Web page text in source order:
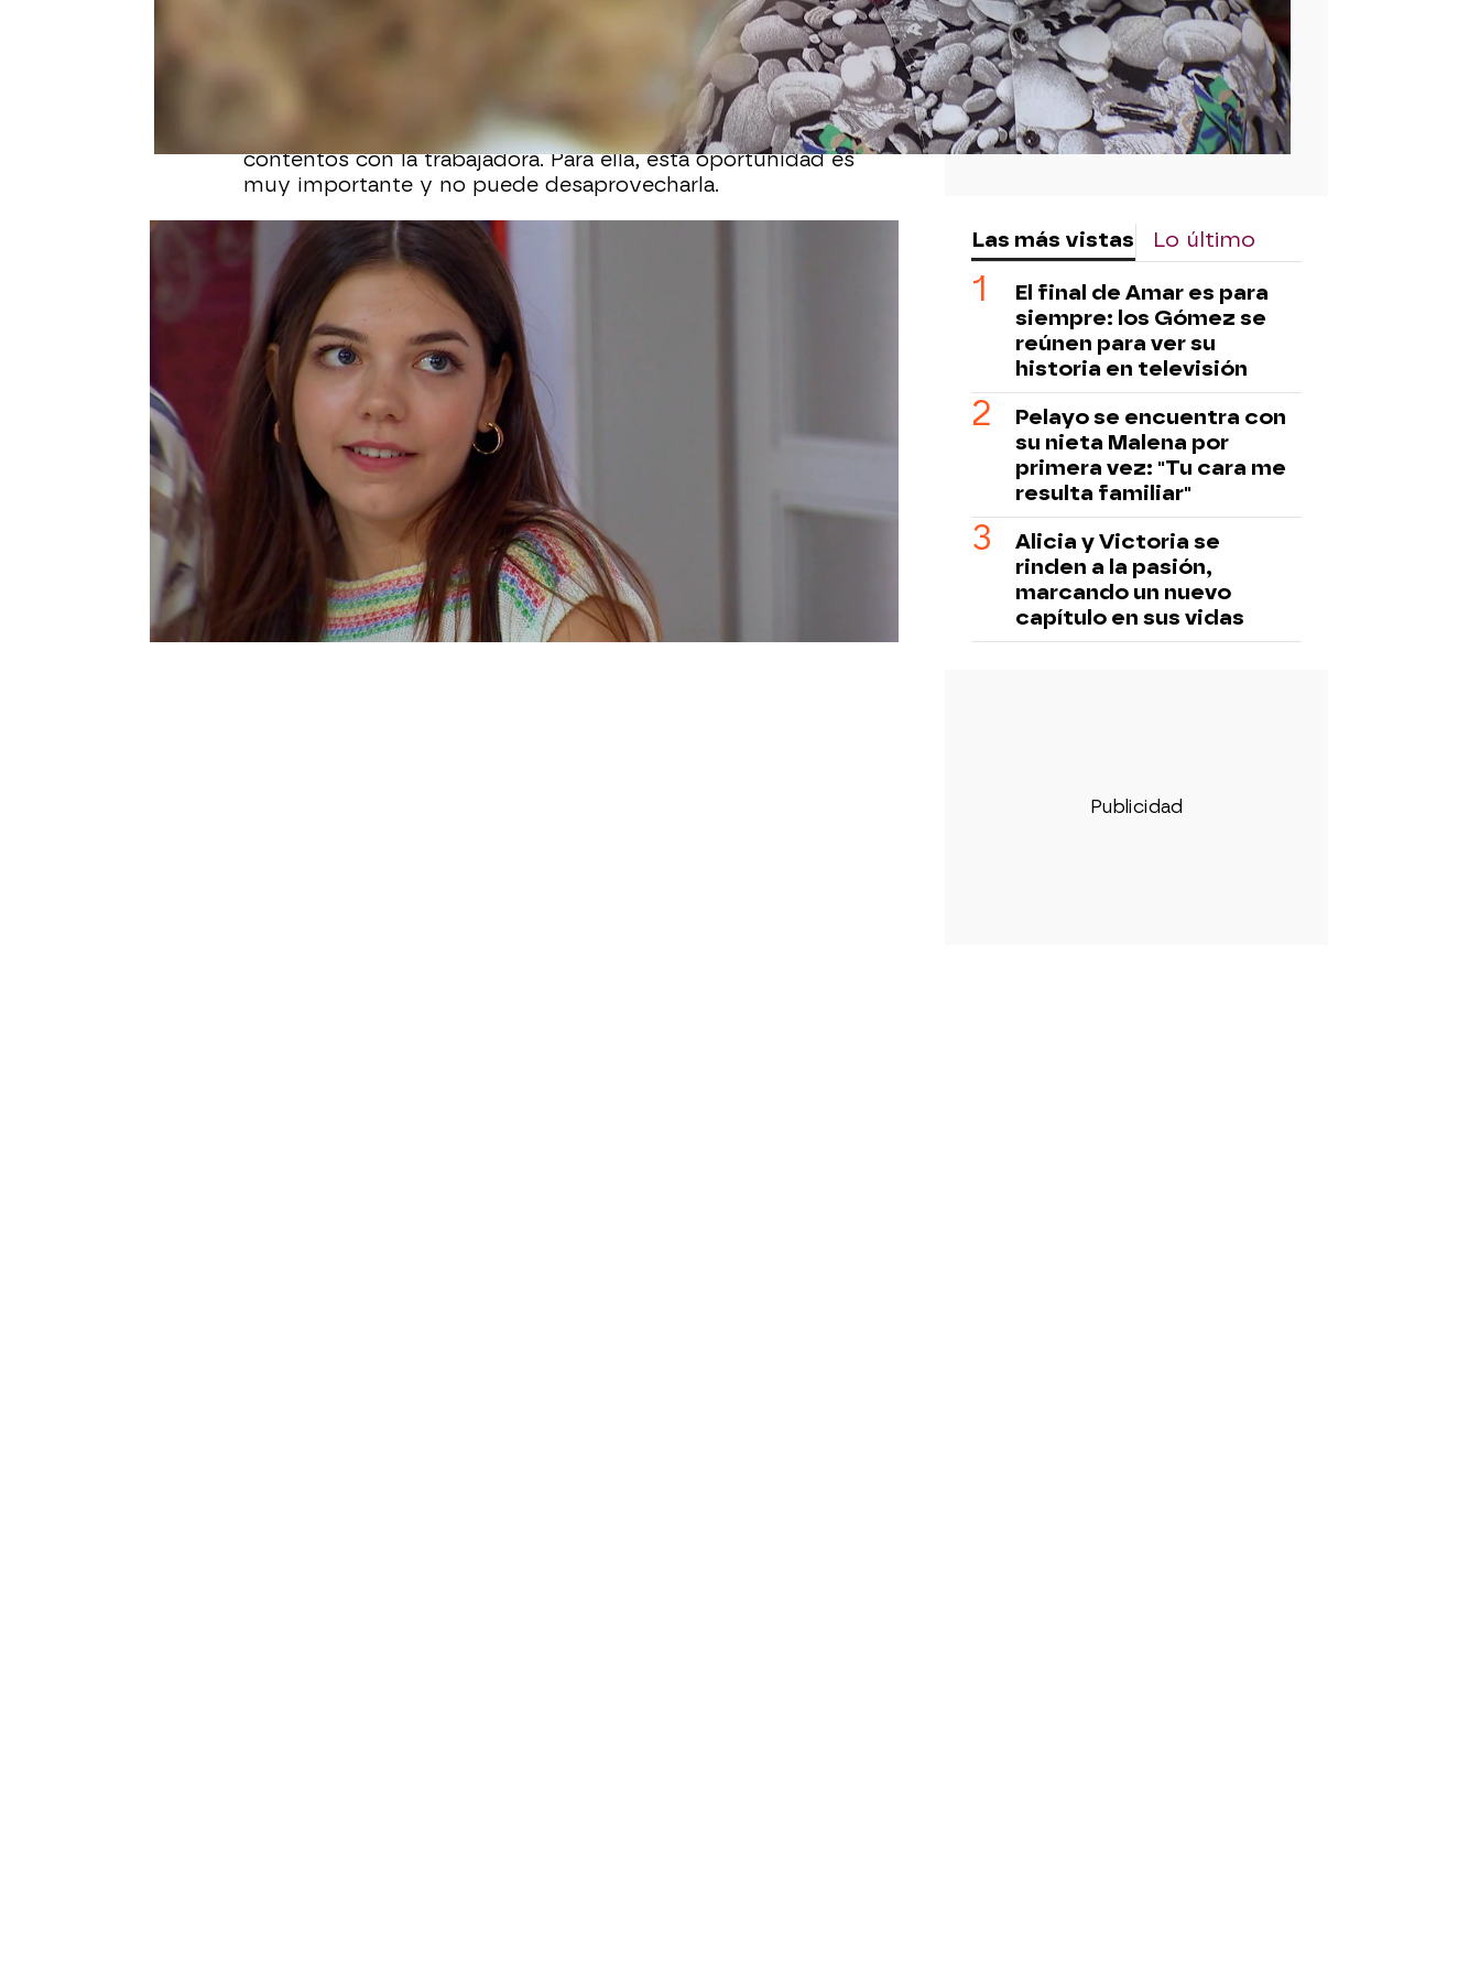
en Confecciones Quevedo no
puede dejar de pensar en otra cosa que sea volver a ver a la
De momento, su trabajo es impecable y todos están muy
contentos con la trabajadora. Para ella, esta oportunidad es
muy importante y no puede desaprovecharla.
Federico y Victoria han reunido a todos los empleados en el
taller para contarles que la joven diseñadora
directora creativa de la empresa
que obedecer todas sus órdenes.
Mirando hacia la puerta, pensando que Malena iba a aparecer
en cualquier momento, Lola no estaba escuchando a Victoria y
esto le ha sentado muy mal, por lo que le ha regañado delante
de todos.
Las más vistas Lo último
El final de Amar es para
siempre: los Gómez se
reúnen para ver su
historia en televisión
Pelayo se encuentra con
su nieta Malena por
primera vez: "Tu cara me
resulta familiar"
Alicia y Victoria se
rinden a la pasión,
marcando un nuevo
capítulo en sus vidas